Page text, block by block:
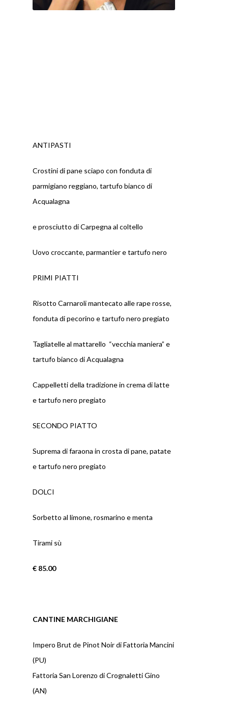
ANTIPASTI
Crostini di pane sciapo con fonduta di
parmigiano reggiano, tartufo bianco di
Acqualagna
e prosciutto di Carpegna al coltello
Uovo croccante, parmantier e tartufo nero
PRIMI PIATTI
Risotto Carnaroli mantecato alle rape rosse,
fonduta di pecorino e tartufo nero pregiato
Tagliatelle al mattarello “vecchia maniera” e
tartufo bianco di Acqualagna
Cappelletti della tradizione in crema di latte
e tartufo nero pregiato
SECONDO PIATTO
Suprema di faraona in crosta di pane, patate
e tartufo nero pregiato
DOLCI
Sorbetto al limone, rosmarino e menta
Tirami sù
€ 85.00
CANTINE MARCHIGIANE
Impero Brut de Pinot Noir di Fattoria Mancini
(PU)
Fattoria San Lorenzo di Crognaletti Gino
(AN)